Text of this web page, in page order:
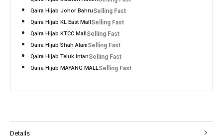
Qaira Hijab Johor BahruSelling Fast
Qaira Hijab KL East Mall Selling Fast
Qaira Hijab KTCC Mall Selling Fast
Qaira Hijab Shah AlamSelling Fast
Qaira Hijab Teluk IntanSelling Fast
Qaira Hijab MAYANG MALLSelling Fast
Details